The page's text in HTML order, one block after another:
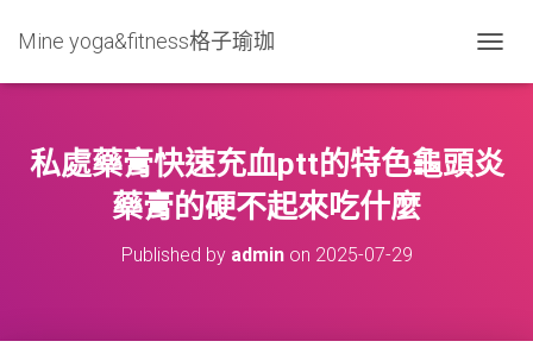
Mine yoga&fitness格子瑜珈
O
L
E
私處藥膏快速充血ptt的特色龜頭炎
藥膏的硬不起來吃什麼
Published by adminon 2025-07-29